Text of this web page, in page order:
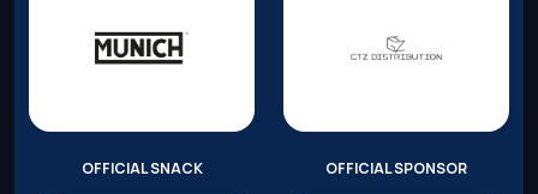
OFFICIAL SNACK OFFICIAL SPONSOR